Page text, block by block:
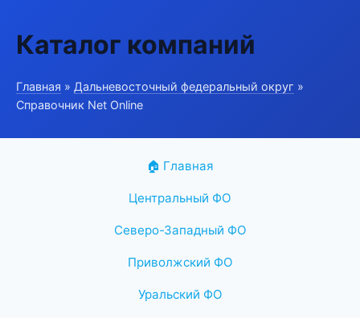
Каталог компаний
Главная » Дальневосточный федеральный округ »
Справочник Net Online
🏠 Главная
Центральный ФО
Северо-Западный ФО
Приволжский ФО
Уральский ФО